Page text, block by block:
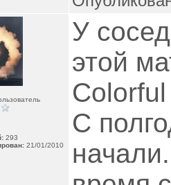
293
21/01/2010
У
этой
С